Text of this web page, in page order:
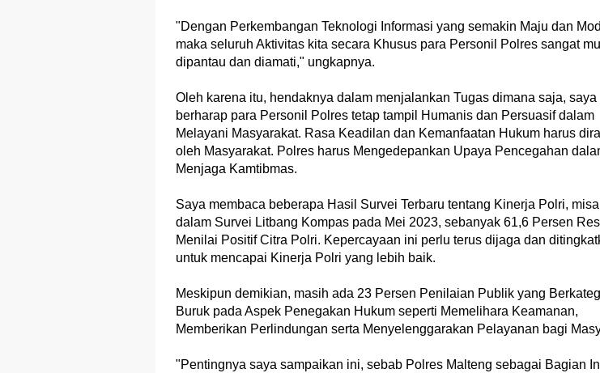
"Dengan Perkembangan Teknologi Informasi yang semakin Maju dan
maka seluruh Aktivitas kita secara Khusus para Personil Polres sangat
dipantau dan diamati," ungkapnya.
Oleh karena itu, hendaknya dalam menjalankan Tugas dimana saja, saya
berharap para Personil Polres tetap tampil Humanis dan Persuasif dalam
Melayani Masyarakat. Rasa Keadilan dan Kemanfaatan Hukum harus
oleh Masyarakat. Polres harus Mengedepankan Upaya Pencegahan
Menjaga Kamtibmas.
Saya membaca beberapa Hasil Survei Terbaru tentang Kinerja Polri,
dalam Survei Litbang Kompas pada Mei 2023, sebanyak 61,6 Persen
Menilai Positif Citra Polri. Kepercayaan ini perlu terus dijaga dan
untuk mencapai Kinerja Polri yang lebih baik.
Meskipun demikian, masih ada 23 Persen Penilaian Publik yang
Buruk pada Aspek Penegakan Hukum seperti Memelihara Keamanan,
Memberikan Perlindungan serta Menyelenggarakan Pelayanan bagi
"Pentingnya saya sampaikan ini, sebab Polres Malteng sebagai Bagian